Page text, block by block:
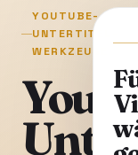
YOUTUBE-
UNTERTITEL-
WERKZEUGE